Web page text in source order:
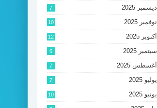
ديسمبر 2025 7
نوفمبر 2025 10
أكتوبر 2025 12
سبتمبر 2025 6
أغسطس 2025 7
يوليو 2025 7
يونيو 2025 10